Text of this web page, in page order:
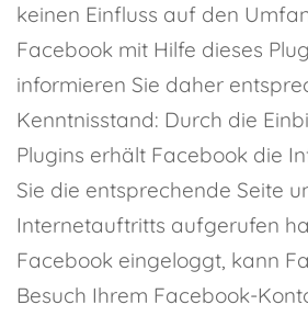
keinen Einfluss auf den
Facebook mit Hilfe dieses
informieren Sie daher
Kenntnisstand: Durch die
Plugins erhält Facebook die
Sie die entsprechende Seite
Internetauftritts aufgerufen
Facebook eingeloggt, kann
Besuch Ihrem Facebook-